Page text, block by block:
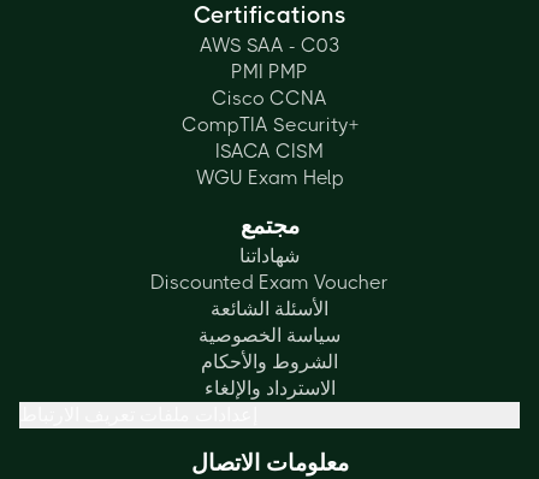
Certifications
AWS SAA - C03
PMI PMP
Cisco CCNA
CompTIA Security+
ISACA CISM
WGU Exam Help
مجتمع
شهاداتنا
Discounted Exam Voucher
الأسئلة الشائعة
سياسة الخصوصية
الشروط والأحكام
الاسترداد والإلغاء
معلومات الاتصال